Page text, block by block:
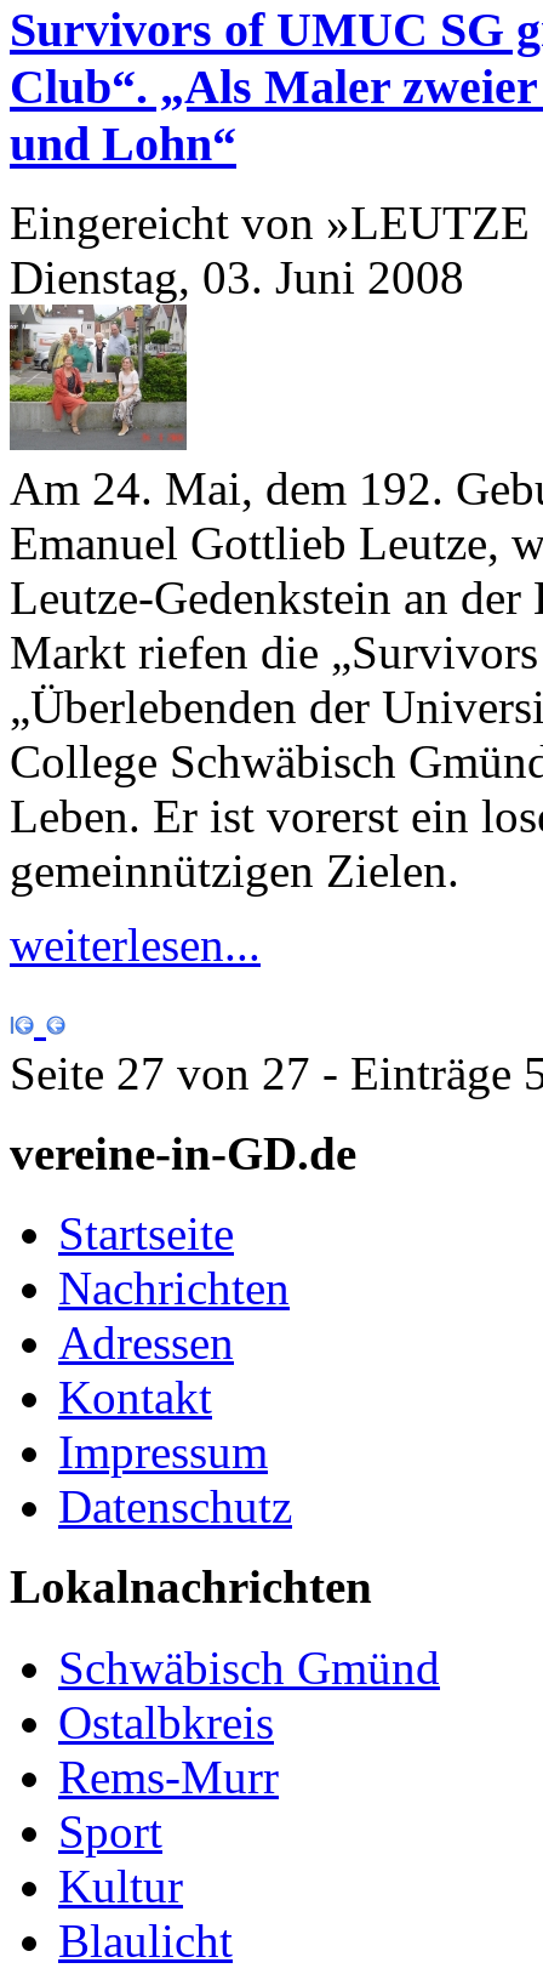
Survivors of UMUC SG
Club“. „Als Maler
und Lohn“
Eingereicht von »LEUTZE
Dienstag, 03. Juni 2008
Am 24. Mai, dem 192.
Emanuel Gottlieb Leutze,
Leutze-​Gedenkstein an
Markt riefen die
„Überlebenden der
College Schwäbisch
Leben. Er ist vorerst ein
gemeinnützigen Zielen.
weiterlesen...
Seite 27 von 27 - Einträge
vereine-in-GD.de
Startseite
Nachrichten
Adressen
Kontakt
Impressum
Datenschutz
Lokalnachrichten
Schwäbisch Gmünd
Ostalbkreis
Rems-Murr
Sport
Kultur
Blaulicht